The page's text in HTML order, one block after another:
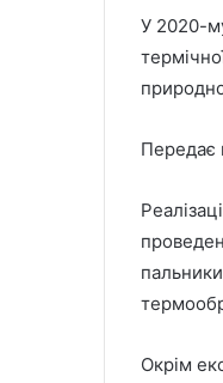
У 2020-
Передає
Окрім